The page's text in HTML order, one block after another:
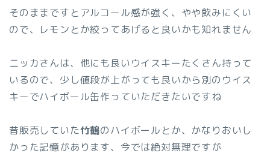
そのままですとアルコール感が強く、やや飲みにくい
ので、レモンとか絞ってあげると良いかも知れません
ニッカさんは、他にも良いウイスキーたくさん持って
いるので、少し値段が上がっても良いから別のウイス
キーでハイボール缶作っていただきたいですね
昔販売していた竹鶴のハイボールとか、かなりおいし
かった記憶があります、今では絶対無理ですが